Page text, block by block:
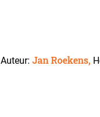
Auteur:Jan Roekens,